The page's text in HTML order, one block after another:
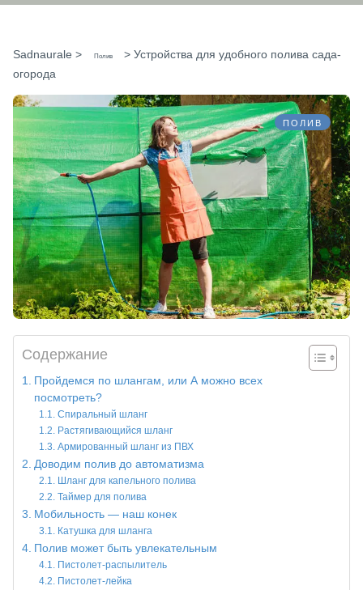
Sadnaurale > Полив > Устройства для удобного полива сада-
огорода
ПОЛИВ
Содержание
Пройдемся по шлангам, или А можно всех
посмотреть?
Спиральный шланг
Растягивающийся шланг
Армированный шланг из ПВХ
Доводим полив до автоматизма
Шланг для капельного полива
Таймер для полива
Мобильность — наш конек
Катушка для шланга
Полив может быть увлекательным
Пистолет-распылитель
Пистолет-лейка